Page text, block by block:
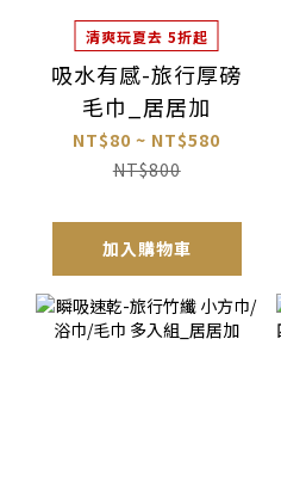
清爽玩夏去 5折起
吸水有感-旅行厚磅
毛巾_居居加
NT$80 ~ NT$580
NT$800
加入購物車